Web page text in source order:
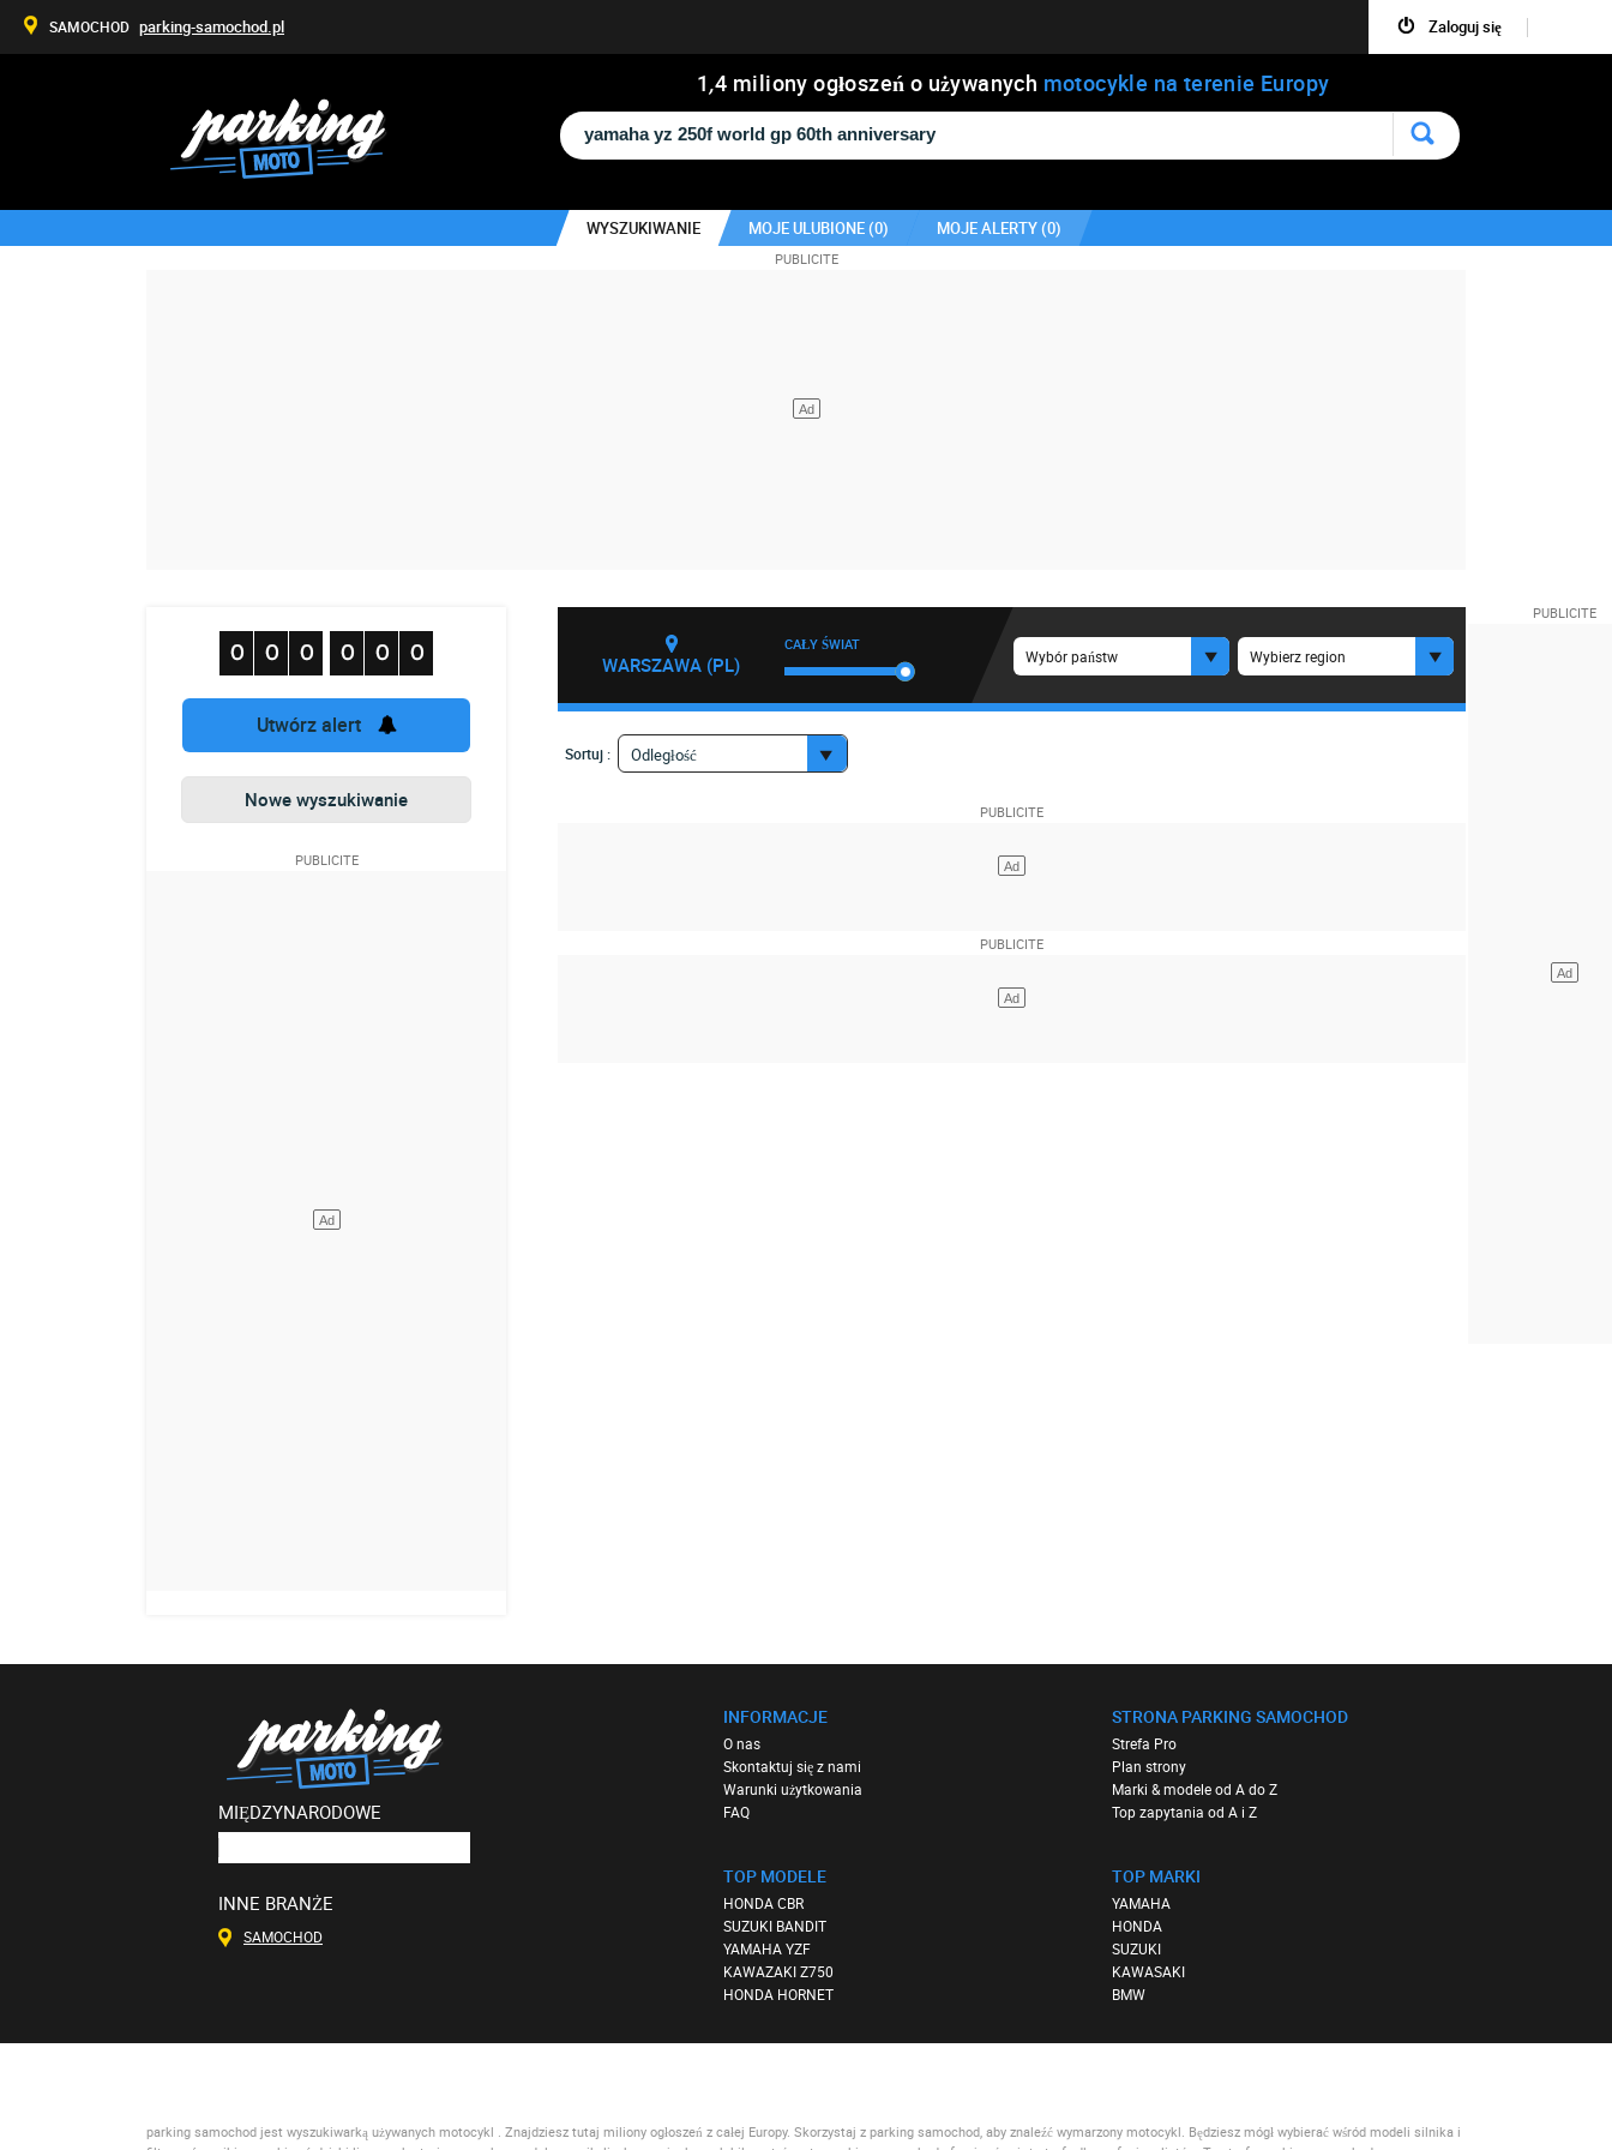
1,4 miliony ogłoszeń o używanych motocykle na terenie Europy
WYSZUKIWANIE MOJE ULUBIONE (0) MOJE ALERTY (0)
Utwórz alert
Nowe wyszukiwanie
WARSZAWA (PL)
CAŁY ŚWIAT
Wybór państw Wybierz region
Sortuj : Odległość
MIĘDZYNARODOWE
INNE BRANŻE
SAMOCHOD
INFORMACJE
O nas
Skontaktuj się z nami
Warunki użytkowania
FAQ
TOP MODELE
HONDA CBR
SUZUKI BANDIT
YAMAHA YZF
KAWAZAKI Z750
HONDA HORNET
STRONA PARKING SAMOCHOD
Strefa Pro
Plan strony
Marki & modele od A do Z
Top zapytania od A i Z
TOP MARKI
YAMAHA
HONDA
SUZUKI
KAWASAKI
BMW
Zaloguj się
SAMOCHOD parking-samochod.pl
parking samochod jest wyszukiwarką używanych motocykl . Znajdziesz tutaj miliony ogłoszeń z całej Europy. Skorzystaj z parking samochod, aby znaleźć wymarzony motocykl. Będziesz mógł wybierać wśród modeli silnika i